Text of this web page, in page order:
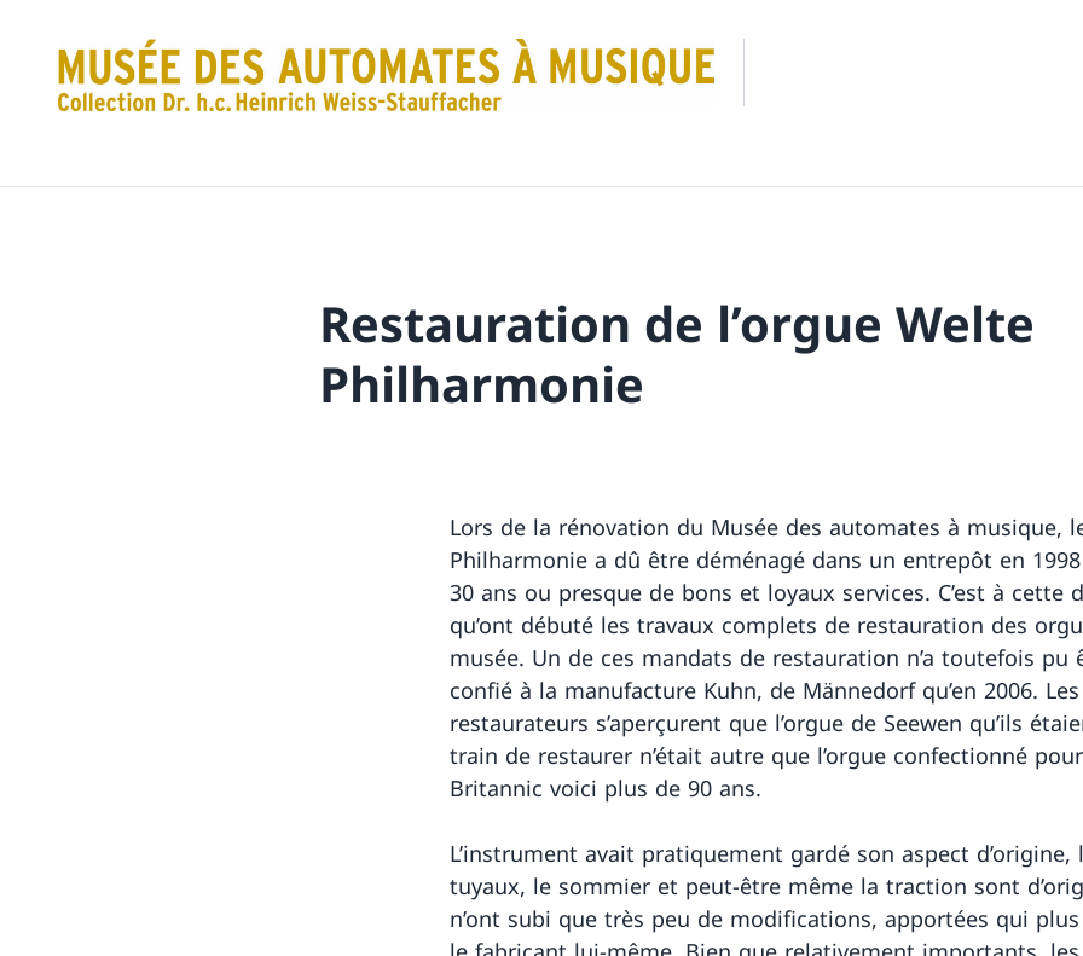
Restauration de l’orgue Welte
Philharmonie
Lors de la rénovation du Musée des automates à musique,
Philharmonie a dû être déménagé dans un entrepôt en
30 ans ou presque de bons et loyaux services. C’est à cette
qu’ont débuté les travaux complets de restauration des
musée. Un de ces mandats de restauration n’a toutefois pu
confié à la manufacture Kuhn, de Männedorf qu’en 2006. Les
restaurateurs s’aperçurent que l’orgue de Seewen qu’ils
train de restaurer n’était autre que l’orgue confectionné
Britannic voici plus de 90 ans.
L’instrument avait pratiquement gardé son aspect d’origine,
tuyaux, le sommier et peut-être même la traction sont
n’ont subi que très peu de modifications, apportées qui